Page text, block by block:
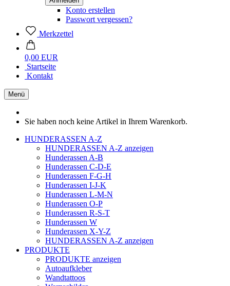
Konto erstellen
Passwort vergessen?
Merkzettel
0,00 EUR
Startseite
Kontakt
Menü
Sie haben noch keine Artikel in Ihrem Warenkorb.
HUNDERASSEN A-Z
HUNDERASSEN A-Z anzeigen
Hunderassen A-B
Hunderassen C-D-E
Hunderassen F-G-H
Hunderassen I-J-K
Hunderassen L-M-N
Hunderassen O-P
Hunderassen R-S-T
Hunderassen W
Hunderassen X-Y-Z
HUNDERASSEN A-Z anzeigen
PRODUKTE
PRODUKTE anzeigen
Autoaufkleber
Wandtattoos